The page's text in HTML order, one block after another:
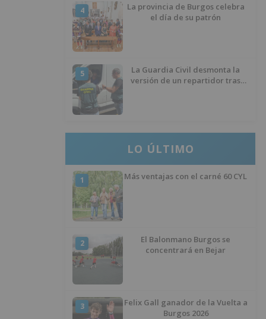
4
La provincia de Burgos celebra
el día de su patrón
5
La Guardia Civil desmonta la
versión de un repartidor tras
LO ÚLTIMO
1 Más ventajas con el carné 60 CYL
2
El Balonmano Burgos se
concentrará en Bejar
3
Felix Gall ganador de la Vuelta a
Burgos 2026